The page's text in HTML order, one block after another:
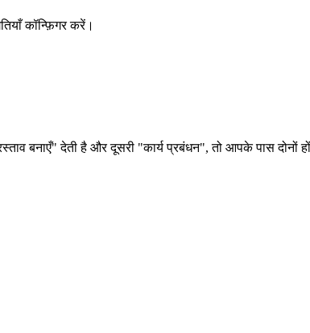
कॉन्फ़िगर करें।
बनाएँ" देती है और दूसरी "कार्य प्रबंधन", तो आपके पास दोनों